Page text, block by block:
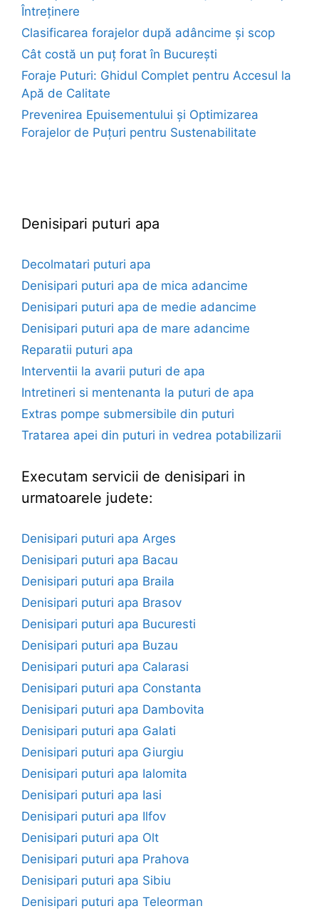
Întreținere
Clasificarea forajelor după adâncime și scop
Cât costă un puț forat în București
Foraje Puturi: Ghidul Complet pentru Accesul la
Apă de Calitate
Prevenirea Epuisementului și Optimizarea
Forajelor de Puțuri pentru Sustenabilitate
Denisipari puturi apa
Decolmatari puturi apa
Denisipari puturi apa de mica adancime
Denisipari puturi apa de medie adancime
Denisipari puturi apa de mare adancime
Reparatii puturi apa
Interventii la avarii puturi de apa
Intretineri si mentenanta la puturi de apa
Extras pompe submersibile din puturi
Tratarea apei din puturi in vedrea potabilizarii
Executam servicii de denisipari in
urmatoarele judete:
Denisipari puturi apa Arges
Denisipari puturi apa Bacau
Denisipari puturi apa Braila
Denisipari puturi apa Brasov
Denisipari puturi apa Bucuresti
Denisipari puturi apa Buzau
Denisipari puturi apa Calarasi
Denisipari puturi apa Constanta
Denisipari puturi apa Dambovita
Denisipari puturi apa Galati
Denisipari puturi apa Giurgiu
Denisipari puturi apa Ialomita
Denisipari puturi apa Iasi
Denisipari puturi apa Ilfov
Denisipari puturi apa Olt
Denisipari puturi apa Prahova
Denisipari puturi apa Sibiu
Denisipari puturi apa Teleorman